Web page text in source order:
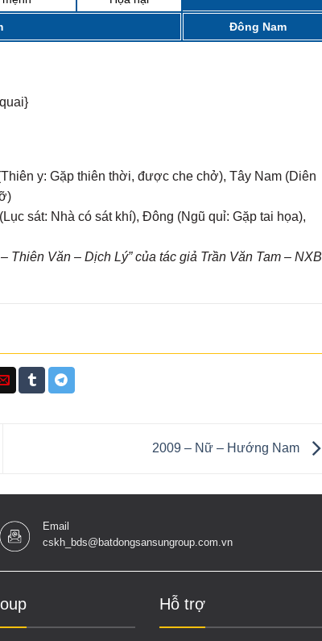
Đông Nam
y: Gặp thiên thời, được che chở), Tây Nam (Diên
sát: Nhà có sát khí), Đông (Ngũ quỉ: Gặp tai họa),
Văn – Dịch Lý” của tác giả Trần Văn Tam – NXB
2009 – Nữ – Hướng Nam
Email
cskh_bds@batdongsansungroup.com.vn
Hỗ trợ